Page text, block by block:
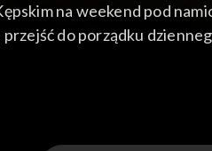
na weekend pod
do porządku
Dodatkowo w tajemnicy